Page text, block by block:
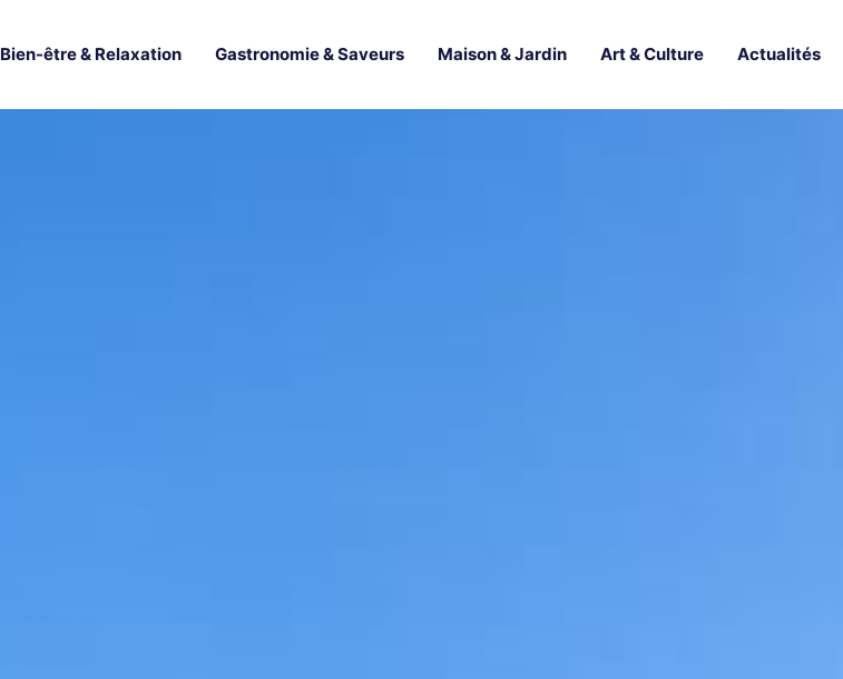
Bien-être & Relaxation Gastronomie & Saveurs Maison & Jardin Art & Culture Actualités